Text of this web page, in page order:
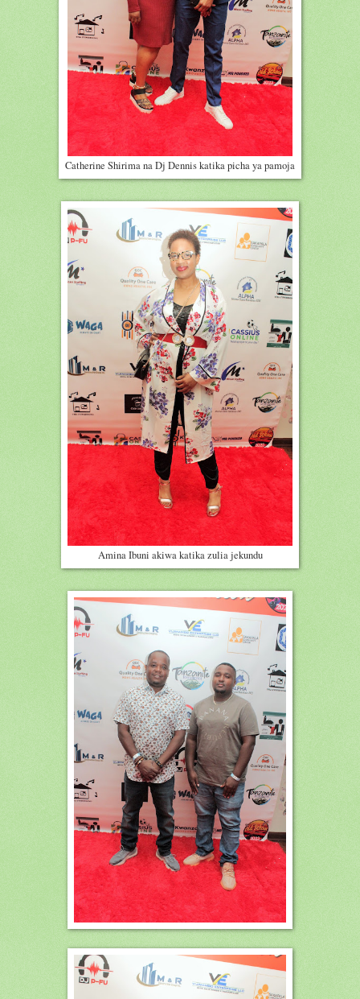
Catherine Shirima na Dj Dennis katika picha ya pamoja
Amina Ibuni akiwa katika zulia jekundu